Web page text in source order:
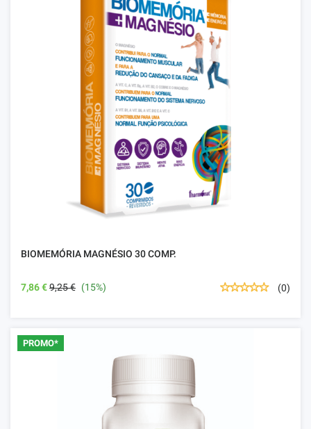
BIOMEMÓRIA MAGNÉSIO 30 COMP.
7,86 €9,25 € (15%) (0)
PROMO*